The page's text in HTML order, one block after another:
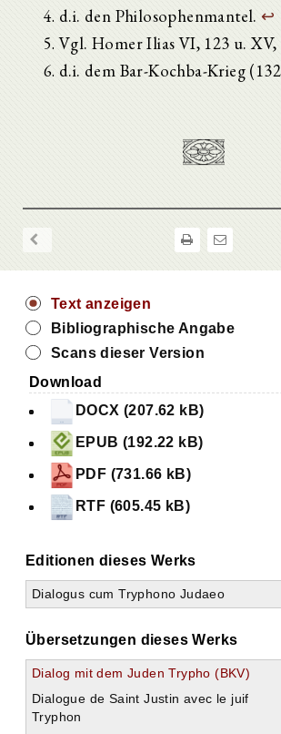
d.i. den Philosophenmantel. ↩
Vgl. Homer Ilias VI, 123 u. XV,
d.i. dem Bar-Kochba-Krieg
Text anzeigen
Bibliographische Angabe
Scans dieser Version
Download
DOCX (207.62 kB)
EPUB (192.22 kB)
PDF (731.66 kB)
RTF (605.45 kB)
Editionen dieses Werks
Dialogus cum Tryphono Judaeo
Übersetzungen dieses Werks
Dialog mit dem Juden Trypho (BKV)
Dialogue de Saint Justin avec le juif
Tryphon